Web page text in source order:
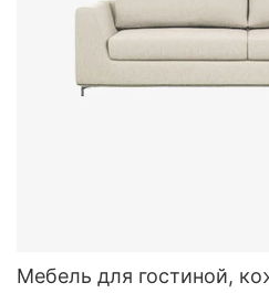
Мебель для гостиной,